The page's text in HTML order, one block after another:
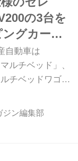
の3台を
グカーシ
自動車は
ルチベッド」、
チベッドワゴ
ベッド」を4月2
セ（千葉県・
ジャパンキャン
ジン編集部